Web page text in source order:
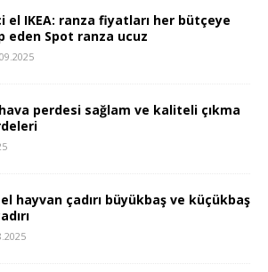
el IKEA: ranza fiyatları her bütçeye
eden Spot ranza ucuz
perdesi sağlam ve kaliteli çıkma
hayvan çadırı büyükbaş ve küçükbaş